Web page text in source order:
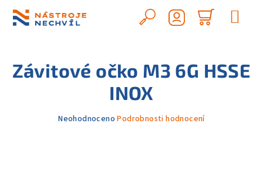
obsah
Hledat
košík
Závitové očko M3 6G HSSE
INOX
Průměrné
Neohodnoceno Podrobnosti hodnocení